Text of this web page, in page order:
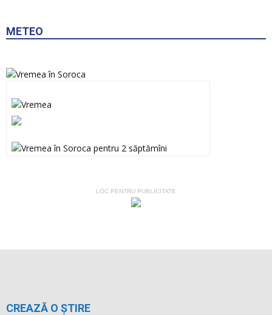
METEO
LOC PENTRU PUBLICITATE
CREAZĂ O ȘTIRE